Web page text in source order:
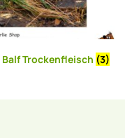
Balf Trockenfleisch (3)